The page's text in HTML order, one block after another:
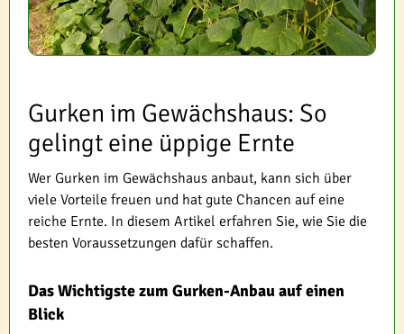
Gurken im Gewächshaus: So
gelingt eine üppige Ernte
Wer Gurken im Gewächshaus anbaut, kann sich über
viele Vorteile freuen und hat gute Chancen auf eine
reiche Ernte. In diesem Artikel erfahren Sie, wie Sie die
besten Voraussetzungen dafür schaffen.
Das Wichtigste zum Gurken-Anbau auf einen
Blick